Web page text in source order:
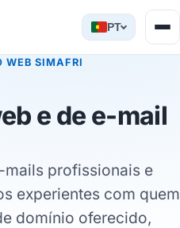
PT
WEB SIMAFRI
e de e-mail
mails profissionais e
experientes com quem
domínio oferecido,